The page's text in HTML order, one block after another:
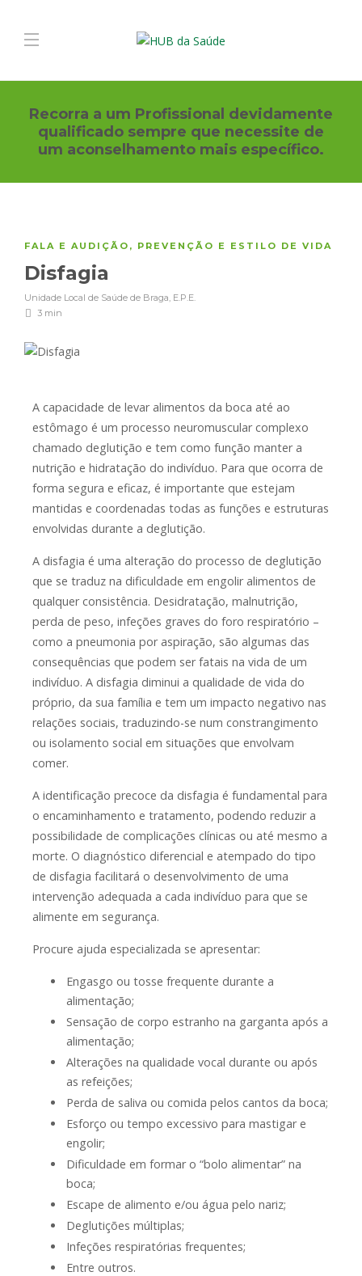
Recorra a um Profissional devidamente
qualificado sempre que necessite de
um aconselhamento mais específico.
FALA E AUDIÇÃO , PREVENÇÃO E ESTILO DE VIDA
Disfagia
Unidade Local de Saúde de Braga, E.P.E.
3 min
A capacidade de levar alimentos da boca até ao
estômago é um processo neuromuscular complexo
chamado deglutição e tem como função manter a
nutrição e hidratação do indivíduo. Para que ocorra de
forma segura e eficaz, é importante que estejam
mantidas e coordenadas todas as funções e estruturas
envolvidas durante a deglutição.
A disfagia é uma alteração do processo de deglutição
que se traduz na dificuldade em engolir alimentos de
qualquer consistência. Desidratação, malnutrição,
perda de peso, infeções graves do foro respiratório –
como a pneumonia por aspiração, são algumas das
consequências que podem ser fatais na vida de um
indivíduo. A disfagia diminui a qualidade de vida do
próprio, da sua família e tem um impacto negativo nas
relações sociais, traduzindo-se num constrangimento
ou isolamento social em situações que envolvam
comer.
A identificação precoce da disfagia é fundamental para
o encaminhamento e tratamento, podendo reduzir a
possibilidade de complicações clínicas ou até mesmo a
morte. O diagnóstico diferencial e atempado do tipo
de disfagia facilitará o desenvolvimento de uma
intervenção adequada a cada indivíduo para que se
alimente em segurança.
Procure ajuda especializada se apresentar:
Engasgo ou tosse frequente durante a
alimentação;
Sensação de corpo estranho na garganta após a
alimentação;
Alterações na qualidade vocal durante ou após
as refeições;
Perda de saliva ou comida pelos cantos da boca;
Esforço ou tempo excessivo para mastigar e
engolir;
Dificuldade em formar o “bolo alimentar” na
boca;
Escape de alimento e/ou água pelo nariz;
Deglutições múltiplas;
Infeções respiratórias frequentes;
Entre outros.